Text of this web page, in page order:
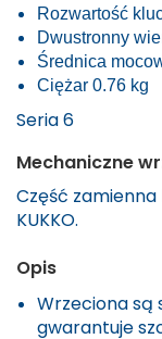
Rozwartość
Dwustronny
Średnica
Ciężar 0.76 kg
Seria 6
Mechaniczne
Część
KUKKO.
Opis
Wrzeciona są
gwarantuje